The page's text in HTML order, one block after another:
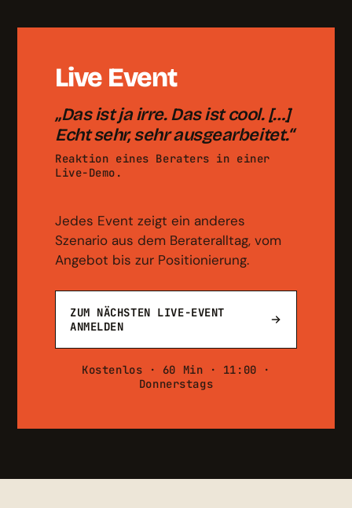
Live Event
„Das ist ja irre. Das ist cool. […]
Echt sehr, sehr ausgearbeitet.“
Reaktion eines Beraters in einer
Live-Demo.
Jedes Event zeigt ein anderes
Szenario aus dem Berateralltag, vom
Angebot bis zur Positionierung.
ZUM NÄCHSTEN LIVE-EVENT
ANMELDEN
Kostenlos · 60 Min · 11:00
·
Donnerstags